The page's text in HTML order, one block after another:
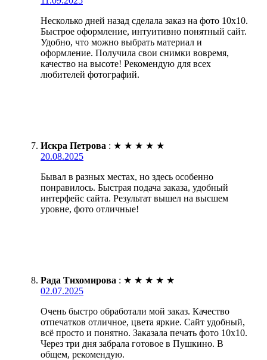
Несколько дней назад сделала заказ на фото 10х10.
Быстрое оформление, интуитивно понятный сайт.
Удобно, что можно выбрать материал и
оформление. Получила свои снимки вовремя,
качество на высоте! Рекомендую для всех
любителей фотографий.
Искра Петрова : ★ ★ ★ ★ ★
20.08.2025
Бывал в разных местах, но здесь особенно
понравилось. Быстрая подача заказа, удобный
интерфейс сайта. Результат вышел на высшем
уровне, фото отличные!
Рада Тихомирова : ★ ★ ★ ★ ★
02.07.2025
Очень быстро обработали мой заказ. Качество
отпечатков отличное, цвета яркие. Сайт удобный,
всё просто и понятно. Заказала печать фото 10х10.
Через три дня забрала готовое в Пушкино. В
общем, рекомендую.